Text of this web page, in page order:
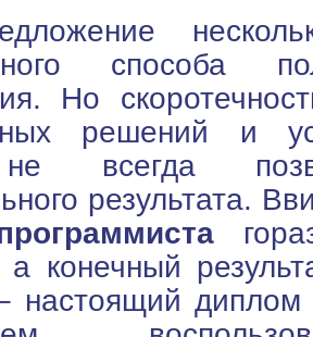
способа
Но
решений и
всегда
результата.
а конечный
настоящий